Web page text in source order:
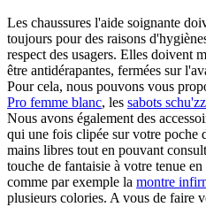
Les chaussures l'aide soignante
toujours pour des raisons
respect des usagers. Elles doivent
être antidérapantes, fermées sur
Pour cela, nous pouvons vous
Pro femme blanc, les sabots
Nous avons également des
qui une fois clipée sur votre poche
mains libres tout en pouvant
touche de fantaisie à votre tenue
comme par exemple la montre
plusieurs colories. A vous de faire